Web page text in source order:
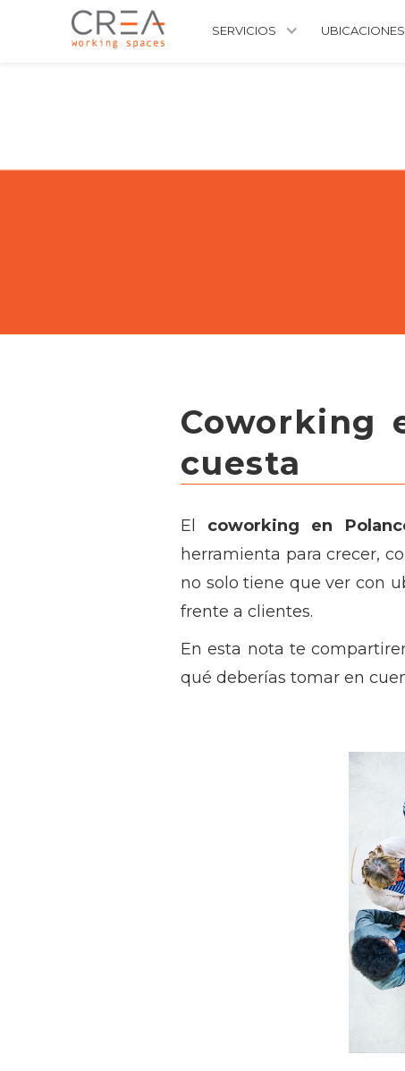
SERVICIOS UBICACIONES
Coworking
cuesta
El coworking en
herramienta para crecer,
no solo tiene que ver con
frente a clientes.
En esta nota te
qué deberías tomar en